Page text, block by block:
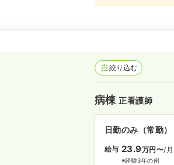
絞り込む
病棟正看護師
日勤のみ（常勤）
給与 23.9万円〜/月
※経験3年の例